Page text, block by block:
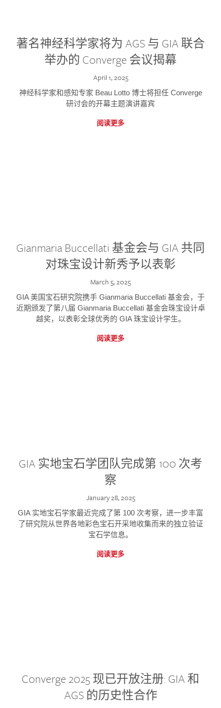
著名神经科学家将为 AGS 与 GIA 联合
举办的 Converge 会议揭幕
April 1, 2025
神经科学家和感知专家 Beau Lotto 博士将担任 Converge
研讨会的开幕主题演讲嘉宾
阅读更多
Gianmaria Buccellati 基金会与 GIA 共同
对珠宝设计新秀予以表彰
March 5, 2025
GIA 美国宝石研究院携手 Gianmaria Buccellati 基金会，于
近期颁发了第八届 Gianmaria Buccellati 基金会珠宝设计卓
越奖，以表彰全球优秀的 GIA 珠宝设计学生。
阅读更多
GIA 实地宝石学团队完成第 100 次考
察
January 28, 2025
GIA 实地宝石学家最近完成了第 100 次考察，进一步丰富
了研究院从世界各地彩色宝石开采地收集而来的独立验证
宝石学信息。
阅读更多
Converge 2025 现已开放注册: GIA 和
AGS 的历史性合作